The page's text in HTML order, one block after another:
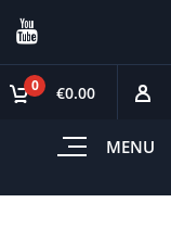
MENU
0 €0.00